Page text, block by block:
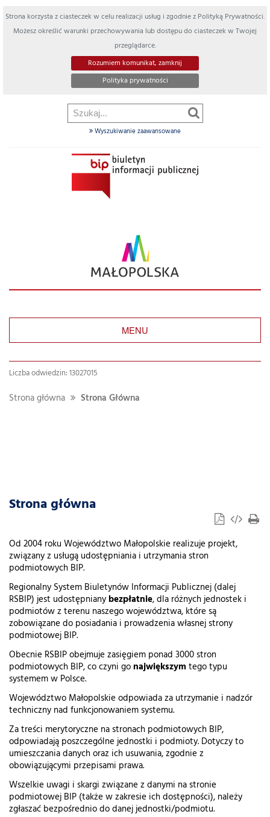
Strona korzysta z ciasteczek w celu realizacji usług i zgodnie z Polityką Prywatności.
Możesz określić warunki przechowywania lub dostępu do ciasteczek w Twojej
przeglądarce.
Rozumiem komunikat, zamknij
Polityka prywatności
Wyszukiwanie zaawansowane
MENU
Liczba odwiedzin: 13027015
Strona główna Strona Główna
Strona główna
Od 2004 roku Województwo Małopolskie realizuje projekt,
związany z usługą udostępniania i utrzymania stron
podmiotowych BIP.
Regionalny System Biuletynów Informacji Publicznej (dalej
RSBIP) jest udostępnianybezpłatnie, dla różnych jednostek i
podmiotów z terenu naszego województwa, które są
zobowiązane do posiadania i prowadzenia własnej strony
podmiotowej BIP.
Obecnie RSBIP obejmuje zasięgiem ponad 3000 stron
podmiotowych BIP, co czyni gonajwiększym tego typu
systemem w Polsce.
Województwo Małopolskie odpowiada za utrzymanie i nadzór
techniczny nad funkcjonowaniem systemu.
Za treści merytoryczne na stronach podmiotowych BIP,
odpowiadają poszczególne jednostki i podmioty. Dotyczy to
umieszczania danych oraz ich usuwania, zgodnie z
obowiązującymi przepisami prawa.
Wszelkie uwagi i skargi związane z danymi na stronie
podmiotowej BIP (także w zakresie ich dostępności), należy
zgłaszać bezpośrednio do danej jednostki/podmiotu.